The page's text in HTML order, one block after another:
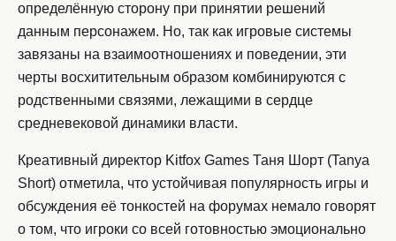
определённую сторону при принятии решений
данным персонажем. Но, так как игровые системы
завязаны на взаимоотношениях и поведении, эти
черты восхитительным образом комбинируются с
родственными связями, лежащими в сердце
средневековой динамики власти.
Креативный директор Kitfox Games Таня Шорт (Tanya
Short) отметила, что устойчивая популярность игры и
обсуждения её тонкостей на форумах немало говорят
о том, что игроки со всей готовностью эмоционально